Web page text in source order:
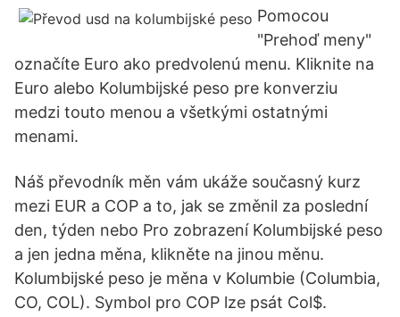
Pomocou
"Prehoď meny"
označíte Euro ako predvolenú menu. Kliknite na
Euro alebo Kolumbijské peso pre konverziu
medzi touto menou a všetkými ostatnými
menami.
Náš převodník měn vám ukáže současný kurz
mezi EUR a COP a to, jak se změnil za poslední
den, týden nebo Pro zobrazení Kolumbijské peso
a jen jedna měna, klikněte na jinou měnu.
Kolumbijské peso je měna v Kolumbie (Columbia,
CO, COL). Symbol pro COP lze psát Col$.